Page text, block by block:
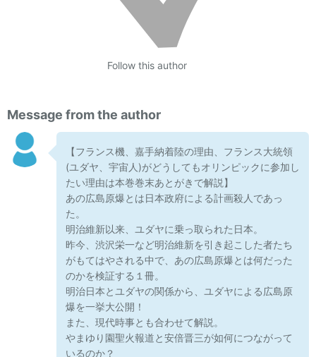
Follow this author
Message from the author
【フランス機、嘉手納着陸の理由、フランス大統領
(ユダヤ、宇宙人)がどうしてもオリンピックに参加し
たい理由は本巻巻末あとがきで解説】
あの広島原爆とは日本政府による計画殺人であっ
た。
明治維新以来、ユダヤに乗っ取られた日本。
昨今、渋沢栄一など明治維新を引き起こした者たち
がもてはやされる中で、あの広島原爆とは何だった
のかを検証する１冊。
明治日本とユダヤの関係から、ユダヤによる広島原
爆を一挙大公開！
また、現代時事とも合わせて解説。
やまゆり園聖火報道と安倍晋三が如何につながって
いるのか？